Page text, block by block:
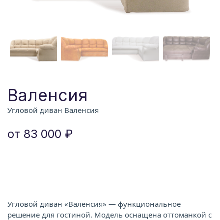
Валенсия
Угловой диван Валенсия
от 83 000 ₽
Угловой диван «Валенсия» — функциональное
решение для гостиной. Модель оснащена оттоманкой с